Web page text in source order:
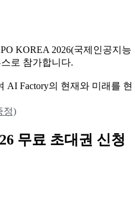
KOREA 2026(국제인공지능
로 참가합니다.
AI Factory의 현재와 미래를 현
정)
무료 초대권 신청